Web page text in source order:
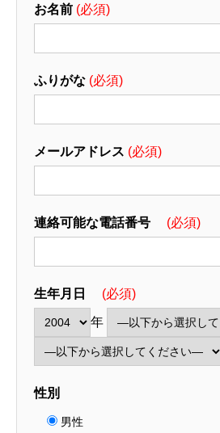
お名前 (必須)
ふりがな (必須)
メールアドレス (必須)
連絡可能な電話番号 (必須)
生年月日 (必須)
年
性別
男性